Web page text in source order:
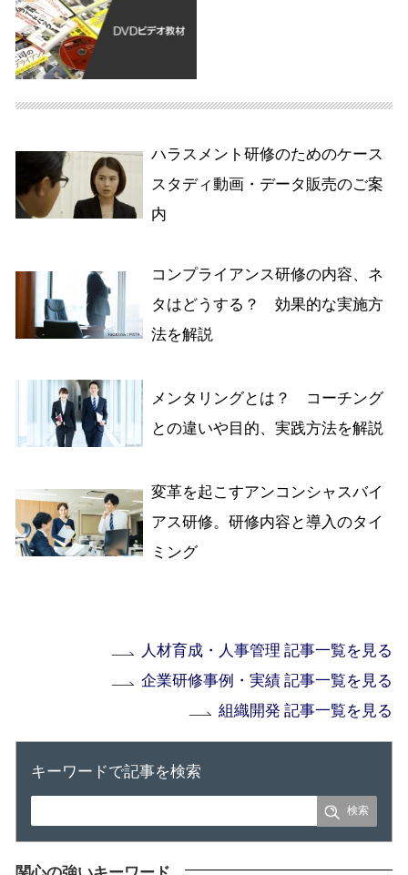
ハラスメント研修のためのケース
スタディ動画・データ販売のご案
内
コンプライアンス研修の内容、ネ
タはどうする？ 効果的な実施方
法を解説
メンタリングとは？ コーチング
との違いや目的、実践方法を解説
変革を起こすアンコンシャスバイ
アス研修。研修内容と導入のタイ
ミング
人材育成・人事管理 記事一覧を見る
企業研修事例・実績 記事一覧を見る
組織開発 記事一覧を見る
キーワードで記事を検索